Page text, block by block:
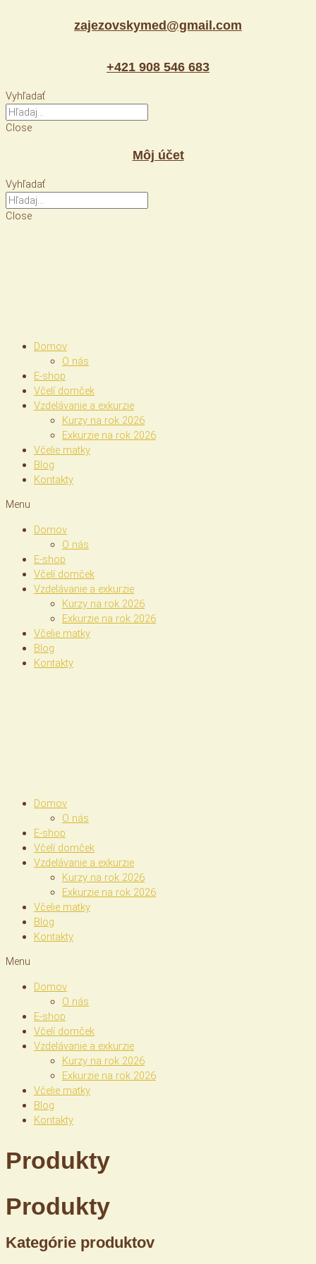
zajezovskymed@gmail.com
+421 908 546 683
Vyhľadať
Close
Môj účet
Vyhľadať
Close
Domov
O nás
E-shop
Včelí domček
Vzdelávanie a exkurzie
Kurzy na rok 2026
Exkurzie na rok 2026
Včelie matky
Blog
Kontakty
Menu
Domov
O nás
E-shop
Včelí domček
Vzdelávanie a exkurzie
Kurzy na rok 2026
Exkurzie na rok 2026
Včelie matky
Blog
Kontakty
Domov
O nás
E-shop
Včelí domček
Vzdelávanie a exkurzie
Kurzy na rok 2026
Exkurzie na rok 2026
Včelie matky
Blog
Kontakty
Menu
Domov
O nás
E-shop
Včelí domček
Vzdelávanie a exkurzie
Kurzy na rok 2026
Exkurzie na rok 2026
Včelie matky
Blog
Kontakty
Produkty
Produkty
Kategórie produktov